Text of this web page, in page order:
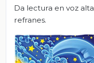
Da lectura en voz
refranes.